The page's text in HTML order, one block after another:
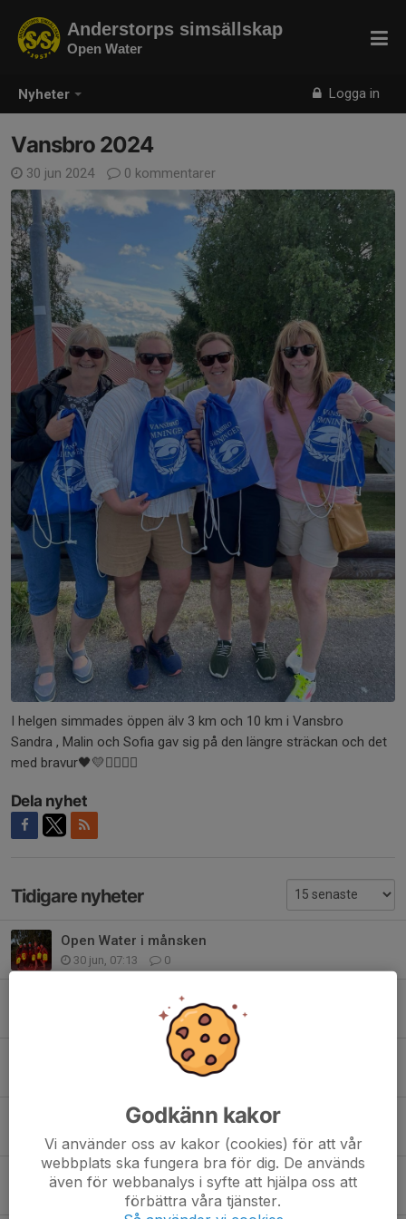
Nyheter Logga in
Anderstorps simsällskap
Open Water
Vansbro 2024
30 jun 2024 0 kommentarer
I helgen simmades öppen älv 3 km och 10 km i Vansbro
Sandra , Malin och Sofia gav sig på den längre sträckan och det
med bravur🖤💛🏊‍♂️🏊‍♀️
Dela nyhet
Tidigare nyheter
Open Water i månsken
30 jun, 07:13 0
Vansbrosimningen 10 KM 2025
Vansbrosimningen 2025
Säsongen 2025
6 apr 2025
Långpass
16 feb 2025 0
Godkänn kakor
Vi använder oss av kakor (cookies) för att vår
webbplats ska fungera bra för dig. De används
även för webbanalys i syfte att hjälpa oss att
förbättra våra tjänster.